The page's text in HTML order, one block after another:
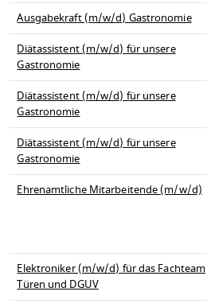
Ausgabekraft (m/w/d) Gastronomie
Diätassistent (m/w/d) für unsere
Gastronomie
Diätassistent (m/w/d) für unsere
Gastronomie
Diätassistent (m/w/d) für unsere
Gastronomie
Ehrenamtliche Mitarbeitende (m/w/d)
Elektroniker (m/w/d) für das Fachteam
Türen und DGUV